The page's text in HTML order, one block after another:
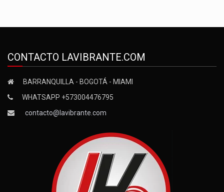
CONTACTO LAVIBRANTE.COM
BARRANQUILLA - BOGOTÁ - MIAMI
WHATSAPP +573004476795
contacto@lavibrante.com